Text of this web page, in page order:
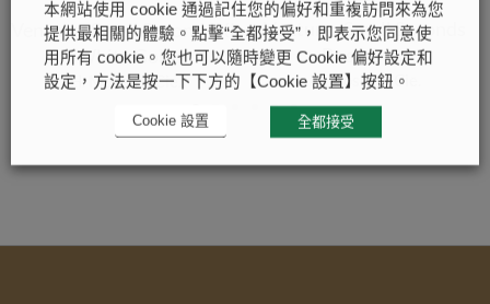
Venturer Small Seconds XL
White Gold
H. Moser & Cie.
Venturer Small Seconds
Rose Gold
H. Moser & Cie.
本網站使用 cookie 通過記住您的偏好和重複訪問來為您
提供最相關的體驗。點擊“全都接受”，即表示您同意使
用所有 cookie。您也可以隨時變更 Cookie 偏好設定和
設定，方法是按一下下方的【Cookie 設置】按鈕。
Cookie 設置 全都接受